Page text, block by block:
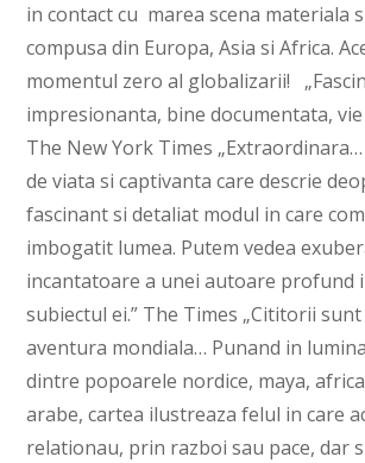
in contact cu marea scena materiala
compusa din Europa, Asia si Africa.
momentul zero al globalizarii!
impresionanta, bine documentata, vie
The New York Times
de viata si captivanta care descrie
fascinant si detaliat modul in care
imbogatit lumea. Putem vedea
incantatoare a unei autoare profund
subiectul ei.” The Times „Cititorii
aventura mondiala… Punand in
dintre popoarele nordice, maya,
arabe, cartea ilustreaza felul in care
relationau, prin razboi sau pace, dar